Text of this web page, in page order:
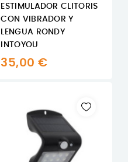
ESTIMULADOR CLITORIS
CON VIBRADOR Y
LENGUA RONDY
INTOYOU
35,00 €